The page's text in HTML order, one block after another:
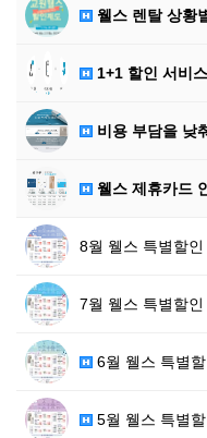
웰스 렌탈 상황
1+1 할인 서비
비용 부담을 낮
웰스 제휴카드
8월 웰스 특별할인
7월 웰스 특별할인
6월 웰스 특별
5월 웰스 특별